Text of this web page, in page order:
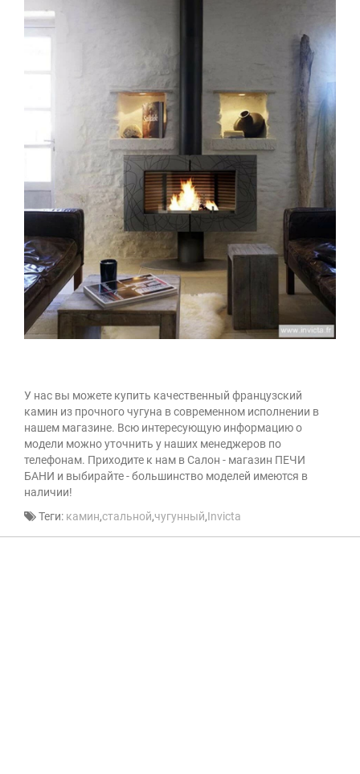
У нас вы можете купить качественный французский
камин из прочного чугуна в современном исполнении в
нашем магазине. Всю интересующую информацию о
модели можно уточнить у наших менеджеров по
телефонам. Приходите к нам в Салон - магазин ПЕЧИ
БАНИ и выбирайте - большинство моделей имеются в
наличии!
Теги: камин,стальной,чугунный,Invicta